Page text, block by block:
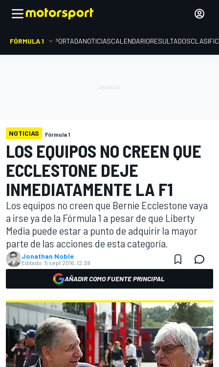
FÓRMULA 1 PORTADANOTICIASCALENDARIORESULTADOS
NOTICIAS Fórmula 1
LOS EQUIPOS NO CREEN QUE
ECCLESTONE DEJE
INMEDIATAMENTE LA F1
Los equipos no creen que Bernie Ecclestone vaya
a irse ya de la Fórmula 1 a pesar de que Liberty
Media puede estar a punto de adquirir la mayor
parte de las acciones de esta categoría.
Jonathan Noble
Editado: 5 sept 2016, 12:38
AÑADIR COMO FUENTE PRINCIPAL